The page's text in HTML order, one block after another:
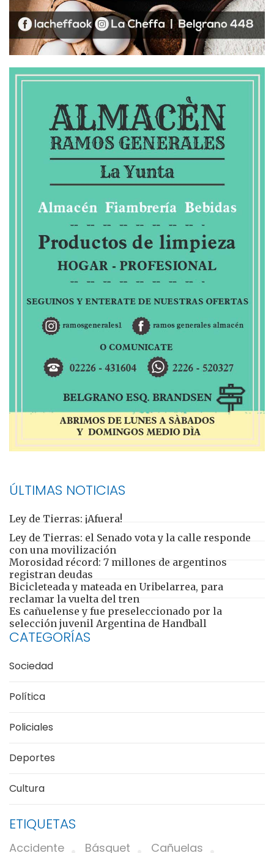
ÚLTIMAS NOTICIAS
Ley de Tierras: ¡Afuera!
Ley de Tierras: el Senado vota y la calle responde
con una movilización
Morosidad récord: 7 millones de argentinos
registran deudas
Bicicleteada y mateada en Uribelarrea, para
reclamar la vuelta del tren
Es cañuelense y fue preseleccionado por la
selección juvenil Argentina de Handball
CATEGORÍAS
Sociedad
Política
Policiales
Deportes
Cultura
ETIQUETAS
Accidente Básquet Cañuelas